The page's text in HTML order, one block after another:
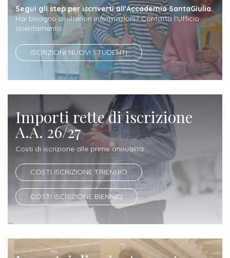
Istituzioni
Amministrazioni
Collaborazioni
Partners
ALTRI
LIVELLI
FORMAZIONE
DIDATTICA
studio
Progetti
Iscrizione
Alloggi
Modulistica
Consulta
Studentesca
LAVORO
Apprendistato
per
gli
studenti
attivabili
Opportunità
Fiere
saloni
dell'orientamento
Segui gli step per iscriverti all'Accademia SantaGiulia.
Hai bisogno di ulteriori informazioni? Contatta l'Ufficio
orientamento.
ISCRIZIONI NUOVI STUDENTI
Importi rette di iscrizione
A.A. 26/27
Costi di iscrizione alle prime annualità
COSTI ISCRIZIONE TRIENNIO
COSTI ISCRIZIONE BIENNIO